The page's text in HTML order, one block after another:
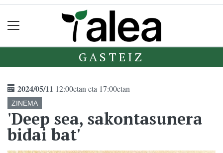
GASTEIZ
2024/05/11 12:00etan eta 17:00etan
ZINEMA
'Deep sea, sakontasunera
bidai bat'